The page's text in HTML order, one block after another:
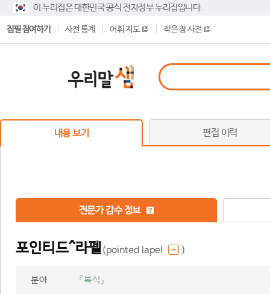
이 누리집은 대한민국 공식 전자정부 누리집입니다.
집필 참여하기 사전 통계 어휘 지도 작은 창 사전
내용 보기 편집 이력
전문가 감수 정보
포인티드^라펠(pointed lapel )
분야 『복식』